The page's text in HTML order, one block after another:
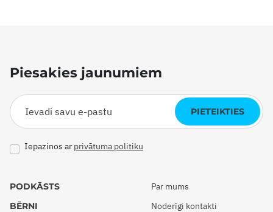
Piesakies jaunumiem
PIETEIKTIES
Iepazinos ar privātuma politiku
PODKĀSTS
BĒRNI
Par mums
Noderīgi kontakti